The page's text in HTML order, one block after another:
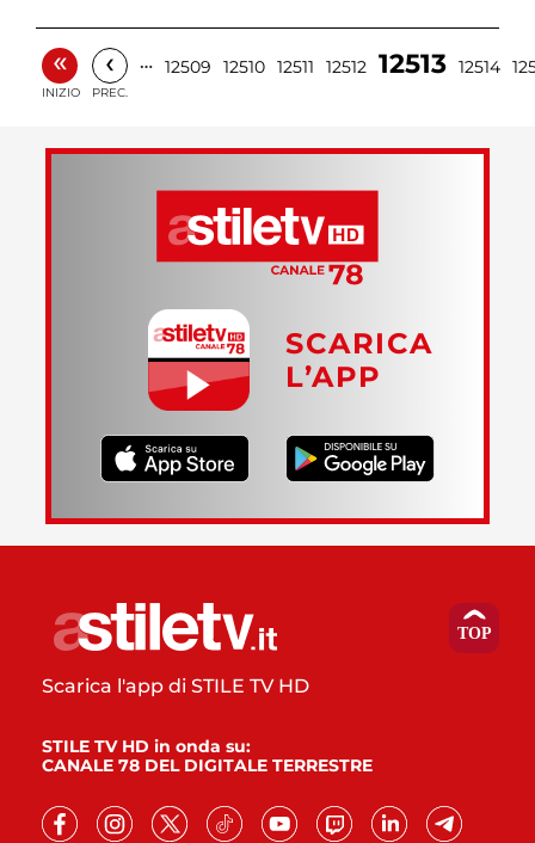
«
INIZIO
‹
PREC.
… 12509 12510 12511 12512 12513 12514
SCARICA
L’APP
Scarica l'app di STILE TV HD
STILE TV HD in onda su:
CANALE 78 DEL DIGITALE TERRESTRE